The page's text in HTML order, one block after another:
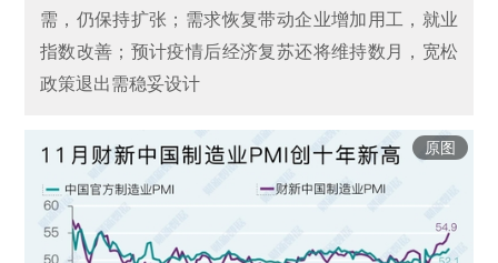
需，仍保持扩张；需求恢复带动企业增加用工，就业
指数改善；预计疫情后经济复苏还将维持数月，宽松
政策退出需稳妥设计
原图